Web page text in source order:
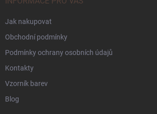
Jak nakupovat
Obchodní podmínky
Podmínky ochrany osobních údajů
Kontakty
Vzorník barev
Blog